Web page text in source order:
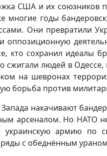
США и их союзников
многие годы
Они превратили
оппозиционную
кто сохранил идеалы
сжигали людей в Одессе,
на шевронах
борьба против
накачивают
арсеналом. Но НАТО
украинскую армию
с обеднённым